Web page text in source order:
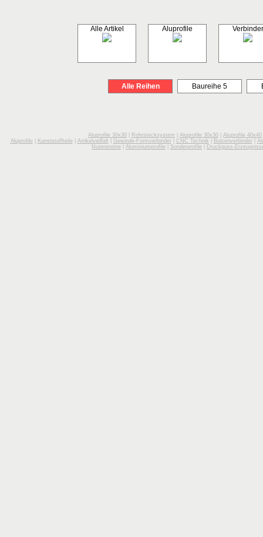
Alle Artikel Aluprofile Verbinder
Alle Reihen Baureihe 5
Aluprofile 30x30 Rohrstecksystem Aluprofile 30x30 Aluprofile 40x40
Aluprofile| Kunststoffteile| Artikelvielfalt Gewinde-Formverbinder| CNC Technik Bolzenverbinder|
Nutensteine
Aluminiumprofile Sonderprofile Druckguss-